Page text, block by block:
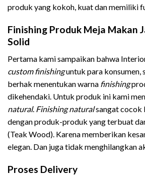
produk yang kokoh, kuat dan memiliki
Finishing Produk Meja Makan
Solid
Pertama kami sampaikan bahwa
custom finishinguntuk para konsumen,
berhak menentukan warna finishing
dikehendaki. Untuk produk ini kami
natural. Finishing naturalsangat cocok
dengan produk-produk yang terbuat
(Teak Wood). Karena memberikan
elegan. Dan juga tidak menghilangkan
Proses Delivery